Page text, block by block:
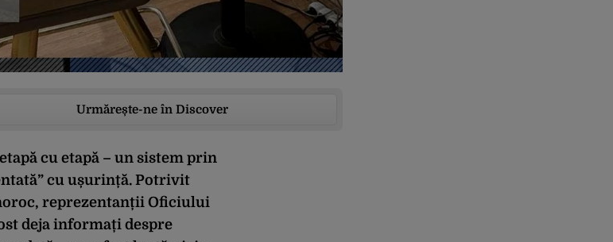
Urmărește-ne în Discover
cu etapă – un sistem prin
cu ușurință. Potrivit
reprezentanții Oficiului
deja informați despre